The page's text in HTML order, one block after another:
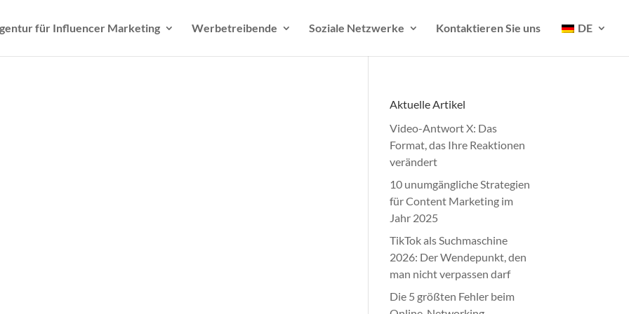
für Influencer Marketing Werbetreibende Soziale Netzwerke Kontaktieren Sie uns DE
Aktuelle Artikel
Video-Antwort X: Das
Format, das Ihre Reaktionen
verändert
10 unumgängliche Strategien
für Content Marketing im
Jahr 2025
TikTok als Suchmaschine
2026: Der Wendepunkt, den
man nicht verpassen darf
Die 5 größten Fehler beim